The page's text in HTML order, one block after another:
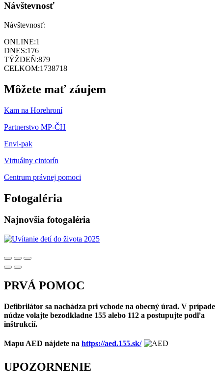
Návštevnosť
Návštevnosť:
ONLINE:1
DNES:176
TÝŽDEŇ:879
CELKOM:1738718
Môžete mať záujem
Kam na Horehroní
Partnerstvo MP-ČH
Envi-pak
Virtuálny cintorín
Centrum právnej pomoci
Fotogaléria
Najnovšia fotogaléria
PRVÁ POMOC
Defibrilátor sa nachádza pri vchode na obecný úrad. V prípade
núdze volajte bezodkladne 155 alebo 112 a postupujte podľa
inštrukcií.
Mapu AED nájdete na https://aed.155.sk/
UPOZORNENIE